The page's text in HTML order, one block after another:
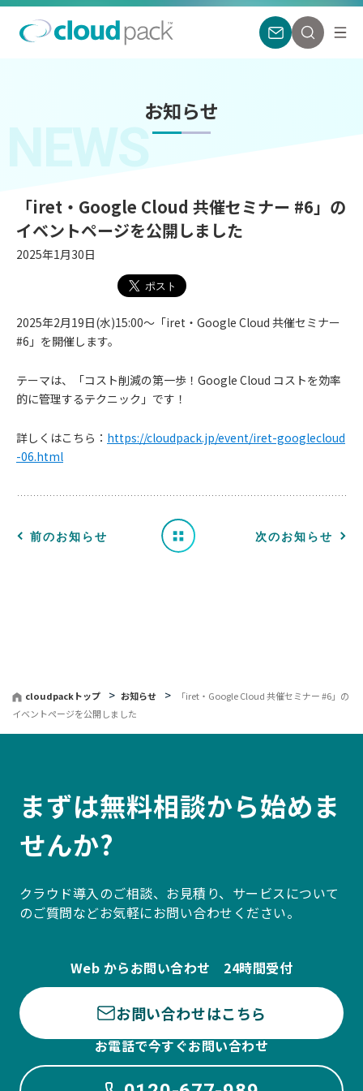
お知らせ
NEWS
「iret・Google Cloud 共催セミナー #6」の
イベントページを公開しました
2025年1月30日
2025年2月19日(水)15:00～「iret・Google Cloud 共催セミナー
#6」を開催します。
テーマは、「コスト削減の第一歩！Google Cloud コストを効率
的に管理するテクニック」です！
詳しくはこちら： https://cloudpack.jp/event/iret-googlecloud
-06.html
前のお知らせ
せ
一 次のお知らせ
cloudpackトップ お知らせ
「iret・Google Cloud 共催セミナー #6」の
イベントページを公開しました
まずは無料相談から始めま
せんか?
クラウド導入のご相談、お見積り、サービスについて
のご質問などお気軽にお問い合わせください。
Web からお問い合わせ 24時間受付
お問い合わせはこちら
お電話で今すぐお問い合わせ